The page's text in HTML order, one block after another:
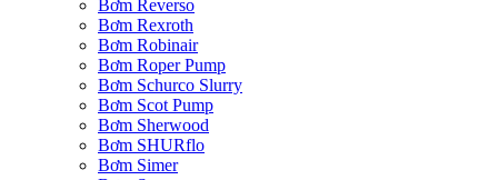
Bơm Reverso
Bơm Rexroth
Bơm Robinair
Bơm Roper Pump
Bơm Schurco Slurry
Bơm Scot Pump
Bơm Sherwood
Bơm SHURflo
Bơm Simer